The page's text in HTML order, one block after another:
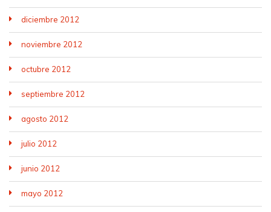
diciembre 2012
noviembre 2012
octubre 2012
septiembre 2012
agosto 2012
julio 2012
junio 2012
mayo 2012